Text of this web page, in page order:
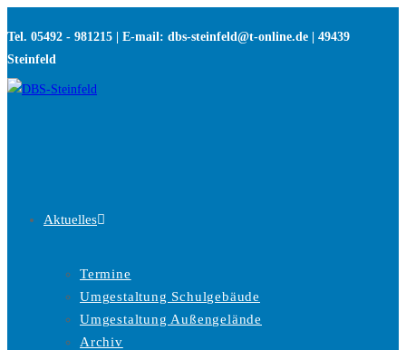
Inhalt
springen
Tel. 05492 - 981215 | E-mail: dbs-steinfeld@t-online.de | 49439
Steinfeld
Aktuelles
Termine
Umgestaltung Schulgebäude
Umgestaltung Außengelände
Archiv